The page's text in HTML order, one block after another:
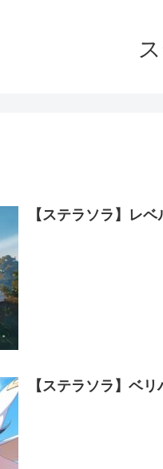
【ステラソラ】レ
【ステラソラ】ベ